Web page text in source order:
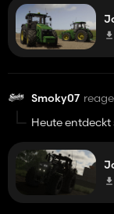
Smoky07
Heute
was noch fehlt
Auswahl aber